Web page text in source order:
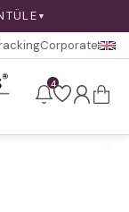
▼
Corporate
4